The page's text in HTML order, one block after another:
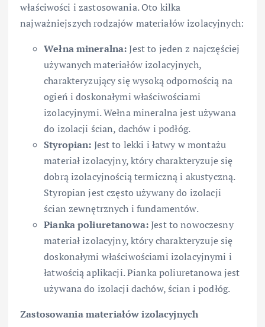
właściwości i zastosowania. Oto kilka
najważniejszych rodzajów materiałów izolacyjnych:
Wełna mineralna:Jest to jeden z najczęściej
używanych materiałów izolacyjnych,
charakteryzujący się wysoką odpornością na
ogień i doskonałymi właściwościami
izolacyjnymi. Wełna mineralna jest używana
do izolacji ścian, dachów i podłóg.
Styropian: Jest to lekki i łatwy w montażu
materiał izolacyjny, który charakteryzuje się
dobrą izolacyjnością termiczną i akustyczną.
Styropian jest często używany do izolacji
ścian zewnętrznych i fundamentów.
Pianka poliuretanowa:Jest to nowoczesny
materiał izolacyjny, który charakteryzuje się
doskonałymi właściwościami izolacyjnymi i
łatwością aplikacji. Pianka poliuretanowa jest
używana do izolacji dachów, ścian i podłóg.
Zastosowania materiałów izolacyjnych